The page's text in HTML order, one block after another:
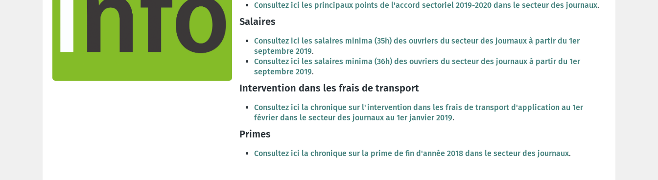
Consultez ici les principaux points de l'accord sectoriel 2019-2020 dans le secteur des journaux.
Salaires
Consultez ici les salaires minima (35h) des ouvriers du secteur des journaux à partir du 1er
septembre 2019.
Consultez ici les salaires minima (36h) des ouvriers du secteur des journaux à partir du 1er
septembre 2019.
Intervention dans les frais de transport
Consultez ici la chronique sur l'intervention dans les frais de transport d'application au 1er
février dans le secteur des journaux au 1er janvier 2019.
Primes
Consultez ici la chronique sur la prime de fin d'année 2018 dans le secteur des journaux.